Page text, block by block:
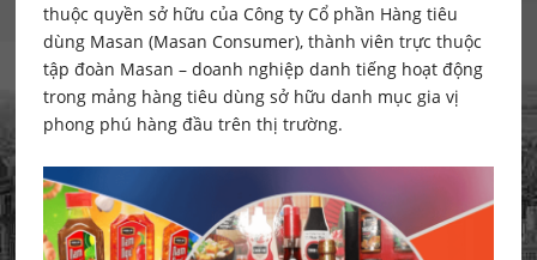
thuộc quyền sở hữu của Công ty Cổ phần Hàng tiêu
dùng Masan (Masan Consumer), thành viên trực thuộc
tập đoàn Masan – doanh nghiệp danh tiếng hoạt động
trong mảng hàng tiêu dùng sở hữu danh mục gia vị
phong phú hàng đầu trên thị trường.